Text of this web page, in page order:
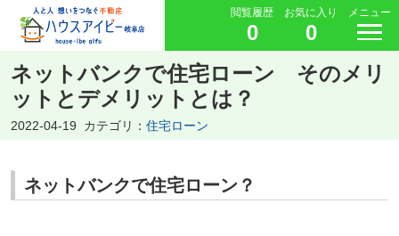
閲覧履歴
0
お気に入り
0
メニュー
ネットバンクで住宅ローン そのメリ
ットとデメリットとは？
2022-04-19 カテゴリ： 住宅ローン
ネットバンクで住宅ローン？